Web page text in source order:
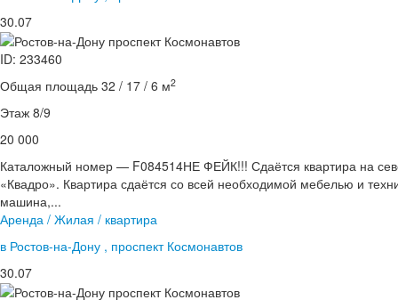
30.07
ID: 233460
Общая площадь 32 / 17 / 6 м2
Этаж 8/9
20 000
Каталожный номер — F084514НЕ ФЕЙК!!! Сдаётся квартира на
«Квадро». Квартира сдаётся со всей необходимой мебелью и
машина,...
Аренда / Жилая / квартира
в Ростов-на-Дону , проспект Космонавтов
30.07